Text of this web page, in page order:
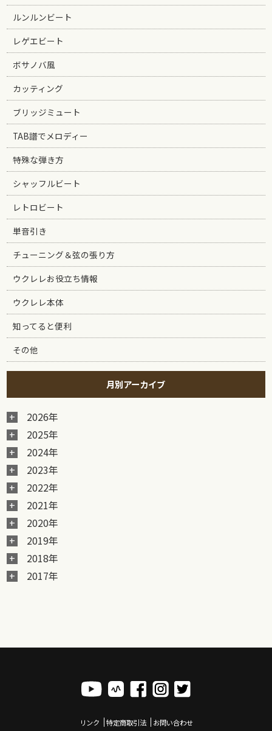
ルンルンビート
レゲエビート
ボサノバ風
カッティング
ブリッジミュート
TAB譜でメロディー
特殊な弾き方
シャッフルビート
レトロビート
単音引き
チューニング＆弦の張り方
ウクレレお役立ち情報
ウクレレ本体
知ってると便利
その他
月別アーカイブ
2026年
2025年
2024年
2023年
2022年
2021年
2020年
2019年
2018年
2017年
リンク 特定商取引法 お問い合わせ